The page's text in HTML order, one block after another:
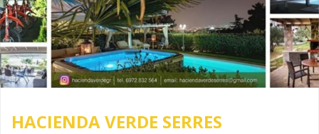
HACIENDA VERDE SERRES